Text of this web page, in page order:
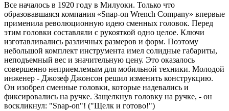
Все началось в 1920 году в Милуоки. Только что
образовавшаяся компания «Snap-on Wrench Company» впервые
применила революционную идею сменных головок. Перед
этим головки составляли с рукояткой одно целое. Ключи
изготавливались различных размеров и форм. Поэтому
небольшой комплект инструмента имел солидные габариты,
неподъемный вес и значительную цену. Это оказалось
совершенно неприемлемым для мобильной техники. Молодой
инженер - Джозеф Джонсон решил изменить конструкцию.
Он изобрел сменные головки, которые надевались и
фиксировались на ручке. Защелкнув головку на ручке, - он
воскликнул: "Snap-on"! ("Щелк и готово!")